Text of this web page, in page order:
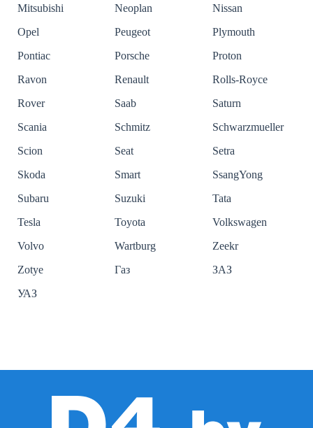
Mitsubishi
Neoplan
Nissan
Opel
Peugeot
Plymouth
Pontiac
Porsche
Proton
Ravon
Renault
Rolls-Royce
Rover
Saab
Saturn
Scania
Schmitz
Schwarzmueller
Scion
Seat
Setra
Skoda
Smart
SsangYong
Subaru
Suzuki
Tata
Tesla
Toyota
Volkswagen
Volvo
Wartburg
Zeekr
Zotye
Газ
ЗАЗ
УАЗ